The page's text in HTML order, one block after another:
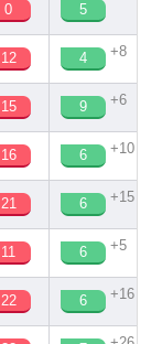
0 5
12 4 +8
15 9 +6
16 6 +10
21 6 +15
11 6 +5
22 6 +16